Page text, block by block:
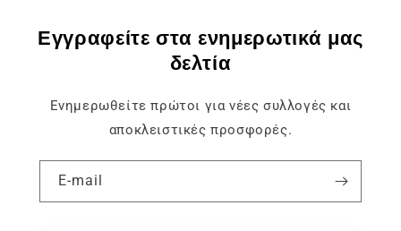
Εγγραφείτε στα ενημερωτικά μας
δελτία
Ενημερωθείτε πρώτοι για νέες συλλογές και
αποκλειστικές προσφορές.
E-mail